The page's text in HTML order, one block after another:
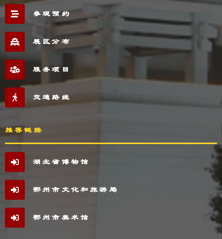
参观预约
展区分布
服务项目
交通路线
推荐链接
湖北省博物馆
鄂州市文化和旅游局
鄂州市美术馆